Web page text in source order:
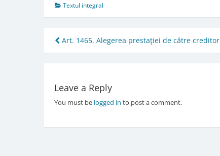
Textul integral
Post
navigation
Art. 1465. Alegerea prestaţiei de către creditor
Leave a Reply
You must be logged in to post a comment.